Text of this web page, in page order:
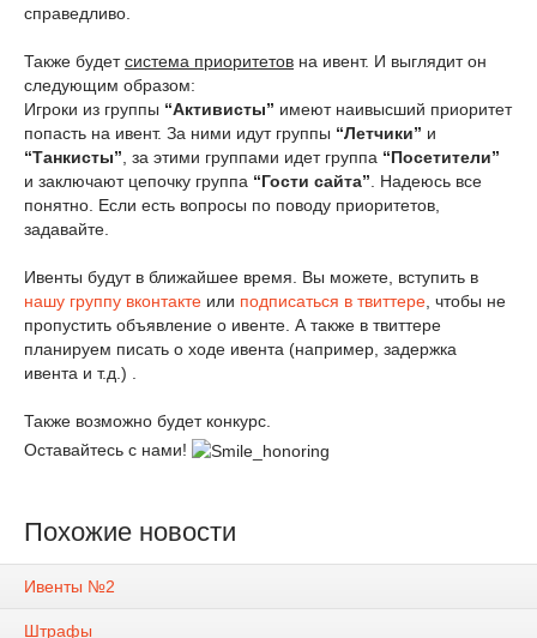
справедливо.
Также будетсистема приоритетов на ивент. И выглядит он
следующим образом:
Игроки из группы “Активисты” имеют наивысший приоритет
попасть на ивент. За ними идут группы “Летчики” и
“Танкисты” , за этими группами идет группа “Посетители”
и заключают цепочку группа “Гости сайта” . Надеюсь все
понятно. Если есть вопросы по поводу приоритетов,
задавайте.
Ивенты будут в ближайшее время. Вы можете, вступить в
нашу группу вконтакте или подписаться в твиттере , чтобы не
пропустить объявление о ивенте. А также в твиттере
планируем писать о ходе ивента (например, задержка
ивента и т.д.) .
Также возможно будет конкурс.
Оставайтесь с нами!
Похожие новости
Ивенты №2
Штрафы